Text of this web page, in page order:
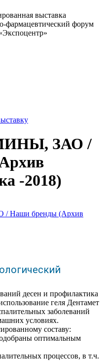
выставка
фармацевтический форум
ЗАО /
-2018)
бренды (Архив
десен и профилактика
геля Дентамет
заболеваний
условиях.
составу:
оптимальным
процессов, в т.ч.